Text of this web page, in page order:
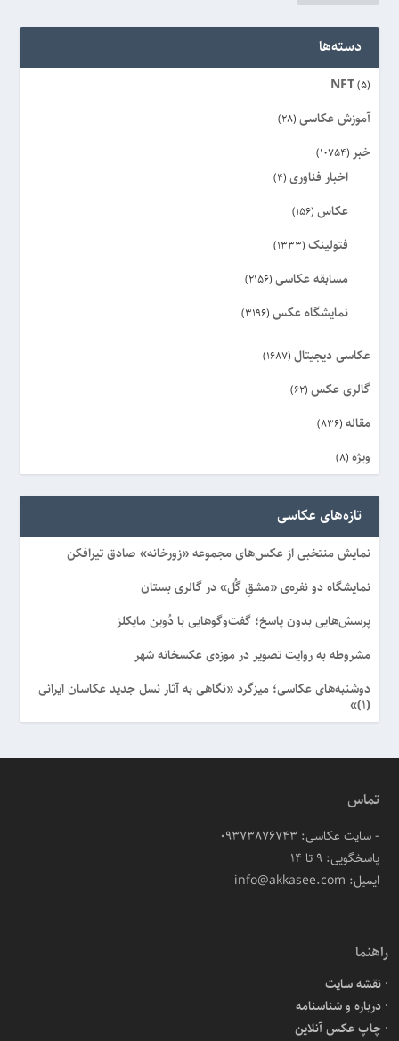
دسته‌ها
NFT(5)
آموزش عکاسی (28)
خبر (10754)
اخبار فناوری (4)
عکاس (156)
فتولینک (1333)
مسابقه عکاسی (2156)
نمایشگاه عکس (3196)
عکاسی دیجیتال (1687)
گالری عکس (62)
مقاله (836)
ویژه (8)
تازه‌های عکاسی
نمایش منتخبی از عکس‌های مجموعه «زورخانه» صادق تیرافکن
نمایشگاه دو نفره‌ی «مشقِ گُل» در گالری بستان
پرسش‌هایی بدون پاسخ؛ گفت‌وگوهایی با دُوین مایکلز
مشروطه به روایت تصویر در موزه‌ی عکسخانه شهر
دوشنبه‌های عکاسی؛ میزگرد «نگاهی به آثار نسل جدید عکاسان ایرانی
(۱)»
تماس
- سایت عکاسی: 09373876743
پاسخگویی: ۹ تا ۱۴
ایمیل: info@akkasee.com
راهنما
نقشه سایت
درباره و شناسنامه
چاپ عکس آنلاین